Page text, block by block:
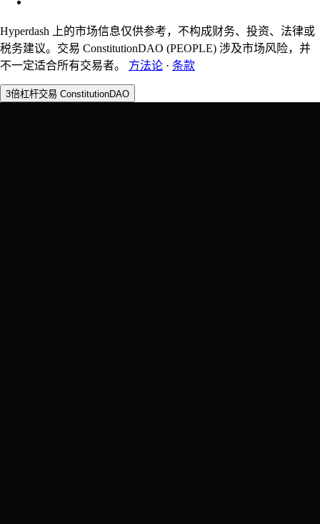
Hyperdash 上的市场信息仅供参考，不构成财务、投资、法律或
税务建议。交易 ConstitutionDAO (PEOPLE) 涉及市场风险，并
不一定适合所有交易者。
方法论 · 条款
3倍杠杆交易 ConstitutionDAO